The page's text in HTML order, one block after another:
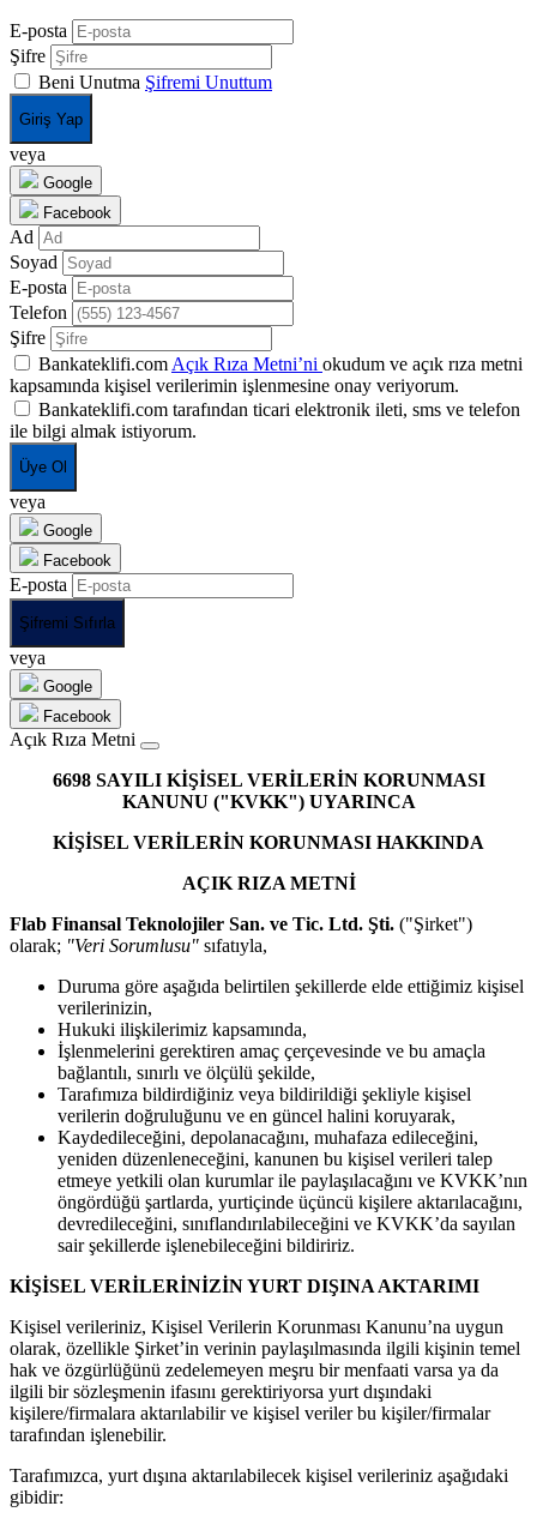
E-posta
Şifre
Beni Unutma Şifremi Unuttum
Giriş Yap
veya
Google
Facebook
Ad
Soyad
E-posta
Telefon
Şifre
Bankateklifi.com Açık Rıza Metni’ni okudum ve açık rıza metni
kapsamında kişisel verilerimin işlenmesine onay veriyorum.
Bankateklifi.com tarafından ticari elektronik ileti, sms ve telefon
ile bilgi almak istiyorum.
Üye Ol
veya
Google
Facebook
E-posta
Şifremi Sıfırla
veya
Google
Facebook
Açık Rıza Metni
6698 SAYILI KİŞİSEL VERİLERİN KORUNMASI
KANUNU ("KVKK") UYARINCA
KİŞİSEL VERİLERİN KORUNMASI HAKKINDA
AÇIK RIZA METNİ
Flab Finansal Teknolojiler San. ve Tic. Ltd. Şti. ("Şirket")
olarak; "Veri Sorumlusu" sıfatıyla,
Duruma göre aşağıda belirtilen şekillerde elde ettiğimiz kişisel
verilerinizin,
Hukuki ilişkilerimiz kapsamında,
İşlenmelerini gerektiren amaç çerçevesinde ve bu amaçla
bağlantılı, sınırlı ve ölçülü şekilde,
Tarafımıza bildirdiğiniz veya bildirildiği şekliyle kişisel
verilerin doğruluğunu ve en güncel halini koruyarak,
Kaydedileceğini, depolanacağını, muhafaza edileceğini,
yeniden düzenleneceğini, kanunen bu kişisel verileri talep
etmeye yetkili olan kurumlar ile paylaşılacağını ve KVKK’nın
öngördüğü şartlarda, yurtiçinde üçüncü kişilere aktarılacağını,
devredileceğini, sınıflandırılabileceğini ve KVKK’da sayılan
sair şekillerde işlenebileceğini bildiririz.
KİŞİSEL VERİLERİNİZİN YURT DIŞINA AKTARIMI
Kişisel verileriniz, Kişisel Verilerin Korunması Kanunu’na uygun
olarak, özellikle Şirket’in verinin paylaşılmasında ilgili kişinin temel
hak ve özgürlüğünü zedelemeyen meşru bir menfaati varsa ya da
ilgili bir sözleşmenin ifasını gerektiriyorsa yurt dışındaki
kişilere/firmalara aktarılabilir ve kişisel veriler bu kişiler/firmalar
tarafından işlenebilir.
Tarafımızca, yurt dışına aktarılabilecek kişisel verileriniz aşağıdaki
gibidir: